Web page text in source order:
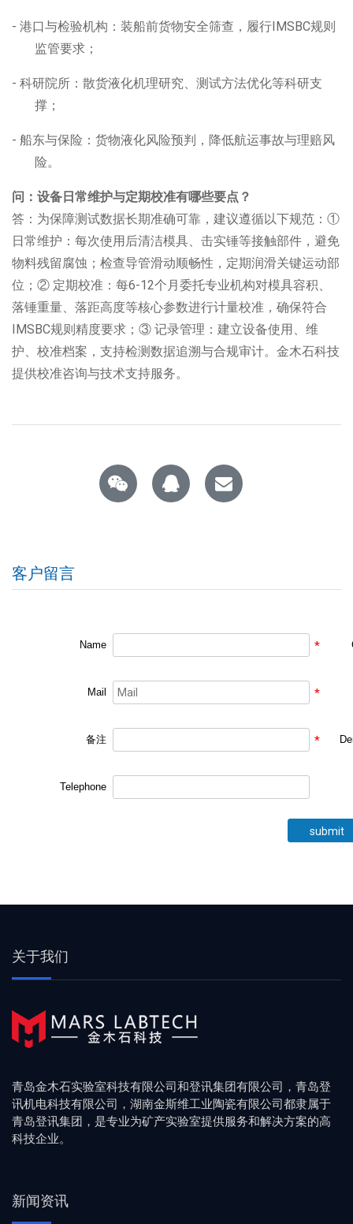
- 港口与检验机构：装船前货物安全筛查，履行IMSBC规则
监管要求；
- 科研院所：散货液化机理研究、测试方法优化等科研支
撑；
- 船东与保险：货物液化风险预判，降低航运事故与理赔风
险。
问：设备日常维护与定期校准有哪些要点？
答：为保障测试数据长期准确可靠，建议遵循以下规范： ①
日常维护：每次使用后清洁模具、击实锤等接触部件，避免
物料残留腐蚀；检查导管滑动顺畅性，定期润滑关键运动部
位； ② 定期校准：每6-12个月委托专业机构对模具容积、
落锤重量、落距高度等核心参数进行计量校准，确保符合
IMSBC规则精度要求； ③ 记录管理：建立设备使用、维
护、校准档案，支持检测数据追溯与合规审计。金木石科技
提供校准咨询与技术支持服务。
客户留言
Name *
Mail *
备注 *
Telephone
submit
关于我们
青岛金木石实验室科技有限公司和登讯集团有限公司，青岛登
讯机电科技有限公司，湖南金斯维工业陶瓷有限公司都隶属于
青岛登讯集团，是专业为矿产实验室提供服务和解决方案的高
科技企业。
新闻资讯